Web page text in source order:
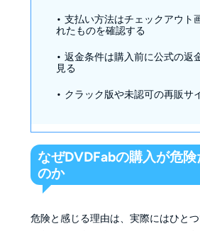
• 支払い方法はチェックアウト
れたものを確認する
• 返金条件は購入前に公式の返
見る
• クラック版や未認可の再販サ
なぜDVDFabの購入が危
のか
危険と感じる理由は、実際にはひとつ